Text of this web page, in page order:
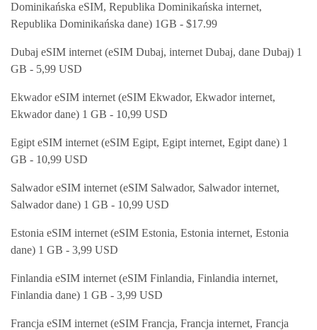
Dominikańska eSIM, Republika Dominikańska internet,
Republika Dominikańska dane) 1GB - $17.99
Dubaj eSIM internet (eSIM Dubaj, internet Dubaj, dane Dubaj) 1
GB - 5,99 USD
Ekwador eSIM internet (eSIM Ekwador, Ekwador internet,
Ekwador dane) 1 GB - 10,99 USD
Egipt eSIM internet (eSIM Egipt, Egipt internet, Egipt dane) 1
GB - 10,99 USD
Salwador eSIM internet (eSIM Salwador, Salwador internet,
Salwador dane) 1 GB - 10,99 USD
Estonia eSIM internet (eSIM Estonia, Estonia internet, Estonia
dane) 1 GB - 3,99 USD
Finlandia eSIM internet (eSIM Finlandia, Finlandia internet,
Finlandia dane) 1 GB - 3,99 USD
Francja eSIM internet (eSIM Francja, Francja internet, Francja